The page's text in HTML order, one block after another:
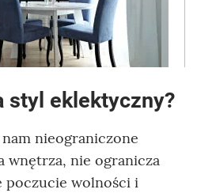
styl eklektyczny?
nam nieograniczone
wnętrza, nie ogranicza
poczucie wolności i